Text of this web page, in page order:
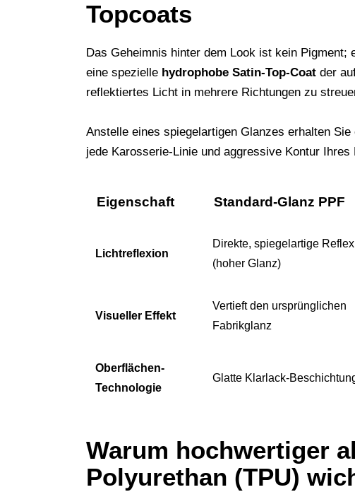
Topcoats
Das Geheimnis hinter dem Look ist kein
eine spezielle hydrophobe Satin-Top-Coat der
reflektiertes Licht in mehrere Richtungen zu
Anstelle eines spiegelartigen Glanzes erhalten
jede Karosserie-Linie und aggressive Kontur Ihres
Eigenschaft Standard-Glanz PPF
Lichtreflexion
Direkte, spiegelartige
(hoher Glanz)
Visueller Effekt
Vertieft den ursprünglichen
Fabrikglanz
Oberflächen-
Technologie
Glatte Klarlack-
Warum hochwertiger
Polyurethan (TPU)